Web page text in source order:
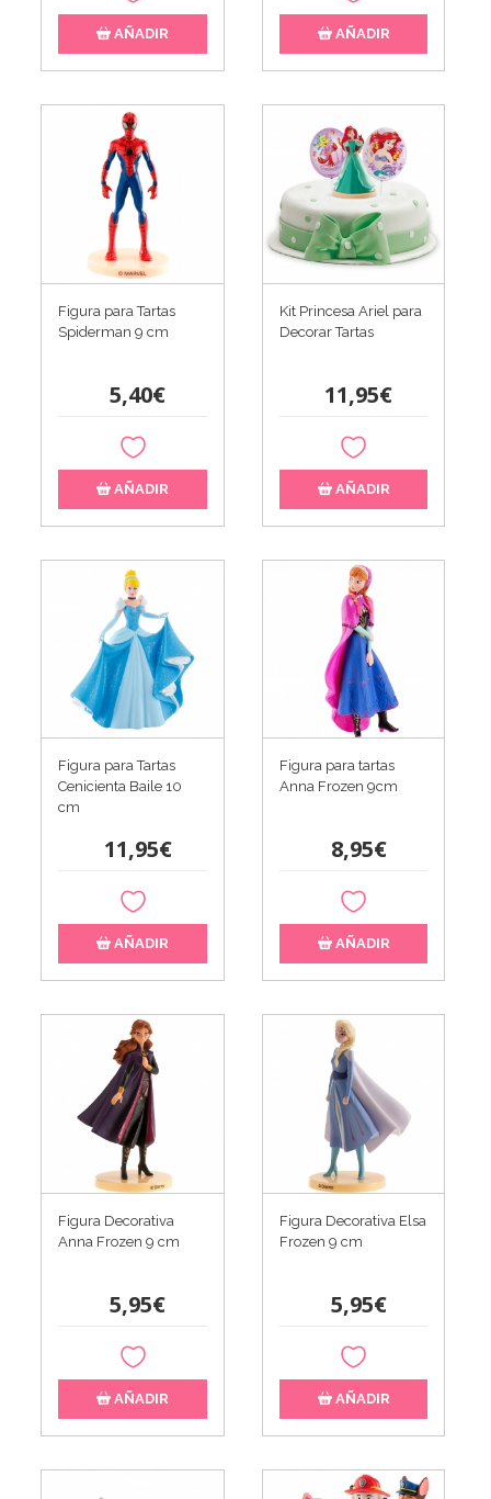
AÑADIR AÑADIR
Figura para Tartas
Spiderman 9 cm
5,40€
AÑADIR
Kit Princesa Ariel para
Decorar Tartas
11,95€
AÑADIR
Figura para Tartas
Cenicienta Baile 10
cm
11,95€
AÑADIR
Figura para tartas
Anna Frozen 9cm
8,95€
AÑADIR
Figura Decorativa
Anna Frozen 9 cm
5,95€
AÑADIR
Figura Decorativa Elsa
Frozen 9 cm
5,95€
AÑADIR